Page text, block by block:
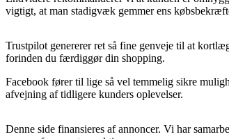
vigtigt, at man stadigvæk gemmer ens
Trustpilot genererer ret så fine genveje til at
forinden du færdiggør din shopping.
Facebook fører til lige så vel temmelig sikre
afvejning af tidligere kunders oplevelser.
Denne side finansieres af annoncer. Vi har